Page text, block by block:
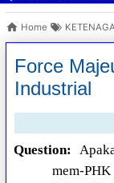
Home
Force
Industrial
Question:
mem-